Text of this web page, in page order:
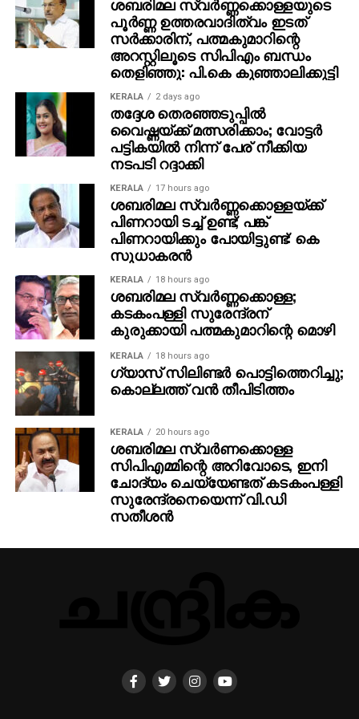
ശബരിമല സ്വര്‍ണ്ണക്കൊള്ളയുടെ
പൂര്‍ണ്ണ ഉത്തരവാദിത്വം ഇടത്
സര്‍ക്കാരിന്, പത്മകുമാറിന്റെ
അറസ്റ്റിലൂടെ സിപിഎം ബന്ധം
തെളിഞ്ഞു: പി.കെ കുഞ്ഞാലിക്കുട്ടി
KERALA 2 days ago
തദ്ദേശ തെരഞ്ഞടുപ്പില്‍
വൈഷ്ണയ്ക്ക് മത്സരിക്കാം; വോട്ടര്‍
പട്ടികയില്‍ നിന്ന് പേര് നീക്കിയ
നടപടി റദ്ദാക്കി
KERALA 17 hours ago
ശബരിമല സ്വര്‍ണ്ണക്കൊള്ളയ്ക്ക്
പിണറായി ടച്ച് ഉണ്ട്; പങ്ക്
പിണറായിക്കും പോയിട്ടുണ്ട്: കെ
സുധാകരന്‍
KERALA 18 hours ago
ശബരിമല സ്വര്‍ണ്ണക്കൊള്ള;
കടകംപള്ളി സുരേന്ദ്രന്
കുരുക്കായി പത്മകുമാറിന്റെ മൊഴി
KERALA 18 hours ago
ഗ്യാസ് സിലിണ്ടര്‍ പൊട്ടിത്തെറിച്ചു;
കൊല്ലത്ത് വന്‍ തീപിടിത്തം
KERALA 20 hours ago
ശബരിമല സ്വര്‍ണക്കൊള്ള
സിപിഎമ്മിന്റെ അറിവോടെ, ഇനി
ചോദ്യം ചെയ്യേണ്ടത് കടകംപള്ളി
സുരേന്ദ്രനെയെന്ന് വി.ഡി
സതീശന്‍